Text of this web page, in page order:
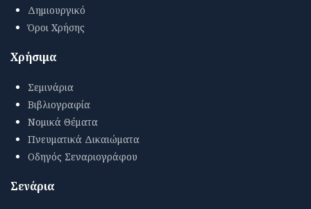
Δημιουργικό
Όροι Χρήσης
Χρήσιμα
Σεμινάρια
Βιβλιογραφία
Νομικά Θέματα
Πνευματικά Δικαιώματα
Οδηγός Σεναριογράφου
Σενάρια